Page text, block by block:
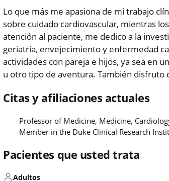
Lo que más me apasiona de mi trabajo
sobre cuidado cardiovascular, mientras
atención al paciente, me dedico a la
geriatría, envejecimiento y enfermedad
actividades con pareja e hijos, ya sea en
u otro tipo de aventura. También
Citas y afiliaciones actuales
Professor of Medicine, Medicine,
Member in the Duke Clinical Research
Pacientes que usted trata
Adultos